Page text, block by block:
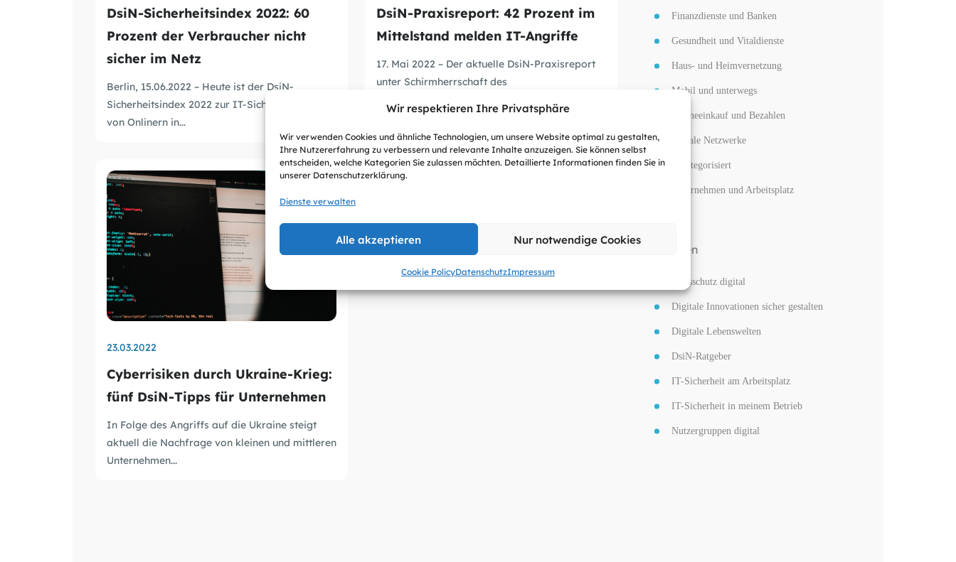
Wir respektieren Ihre Privatsphäre
Wir verwenden Cookies und ähnliche Technologien, um unsere Website optimal zu gestalten,
Ihre Nutzererfahrung zu verbessern und relevante Inhalte anzuzeigen. Sie können selbst
entscheiden, welche Kategorien Sie zulassen möchten. Detaillierte Informationen finden Sie in
unserer Datenschutzerklärung.
Dienste verwalten
Alle akzeptieren Nur notwendige Cookies
Cookie PolicyDatenschutzImpressum
DsiN-Sicherheitsindex 2022: 60
Prozent der Verbraucher nicht
sicher im Netz
Berlin, 15.06.2022 – Heute ist der DsiN-
Sicherheitsindex 2022 zur IT-Sicherheitslage
von Onlinern in...
DsiN-Praxisreport: 42 Prozent im
Mittelstand melden IT-Angriffe
17. Mai 2022 – Der aktuelle DsiN-Praxisreport
unter Schirmherrschaft des
23.03.2022
Cyberrisiken durch Ukraine-Krieg:
fünf DsiN-Tipps für Unternehmen
In Folge des Angriffs auf die Ukraine steigt
aktuell die Nachfrage von kleinen und mittleren
Unternehmen...
Finanzdienste und Banken
Gesundheit und Vitaldienste
Haus- und Heimvernetzung
Mobil und unterwegs
Onlineeinkauf und Bezahlen
Soziale Netzwerke
unkategorisiert
Unternehmen und Arbeitsplatz
Themen
Basisschutz digital
Digitale Innovationen sicher gestalten
Digitale Lebenswelten
DsiN-Ratgeber
IT-Sicherheit am Arbeitsplatz
IT-Sicherheit in meinem Betrieb
Nutzergruppen digital